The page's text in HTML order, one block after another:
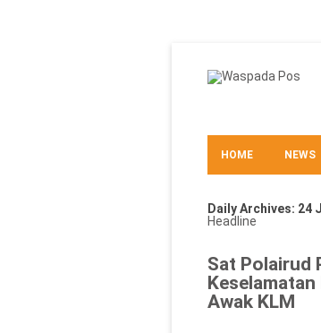
HOME NEWS
Daily Archives: 24
Headline
Sat Polairud
Awak KLM